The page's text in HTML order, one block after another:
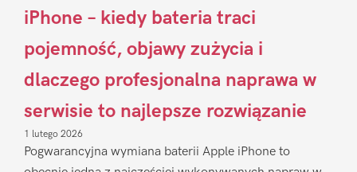
iPhone – kiedy bateria traci
pojemność, objawy zużycia i
dlaczego profesjonalna naprawa w
serwisie to najlepsze rozwiązanie
1 lutego 2026
Pogwarancyjna wymiana baterii Apple iPhone to